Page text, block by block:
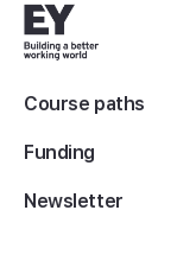
Course paths
Funding
Newsletter